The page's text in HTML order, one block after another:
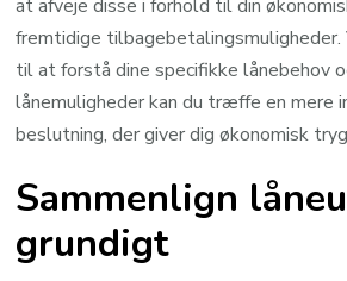
at afveje disse i forhold til din
fremtidige
til at forstå dine specifikke lånebehov
lånemuligheder kan du træffe en mere
beslutning, der giver dig økonomisk
Sammenlign
grundigt